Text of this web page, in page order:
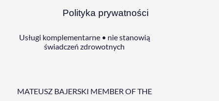
Polityka prywatności
Usługi komplementarne • nie stanowią
świadczeń zdrowotnych
MATEUSZ BAJERSKI MEMBER OF THE